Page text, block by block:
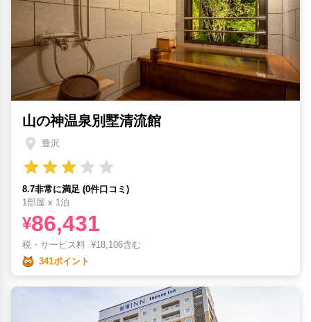
山の神温泉別墅清流館
豊沢
8.7非常に満足 (0件口コミ)
1部屋 x 1泊
¥86,431
税・サービス料 ¥18,106含む
341ポイント